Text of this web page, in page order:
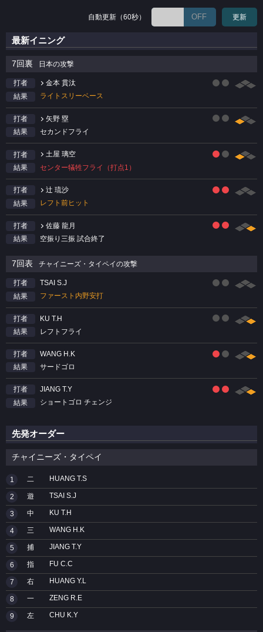
自動更新（60秒） OFF 更新
最新イニング
7回裏 日本の攻撃
打者
金本 貫汰
結果
ライトスリーベース
打者
矢野 塁
結果
セカンドフライ
打者
土屋 璃空
結果
センター犠牲フライ（打点1）
打者
辻 琉沙
結果
レフト前ヒット
打者
佐藤 龍月
結果
空振り三振 試合終了
7回表 チャイニーズ・タイペイの攻撃
打者
TSAI S.J
結果
ファースト内野安打
打者
KU T.H
結果
レフトフライ
打者
WANG H.K
結果
サードゴロ
打者
JIANG T.Y
結果
ショートゴロ チェンジ
先発オーダー
チャイニーズ・タイペイ
1 二 HUANG T.S
2 遊 TSAI S.J
3 中 KU T.H
4 三 WANG H.K
5 捕 JIANG T.Y
6 指 FU C.C
7 右 HUANG Y.L
8 一 ZENG R.E
9 左 CHU K.Y